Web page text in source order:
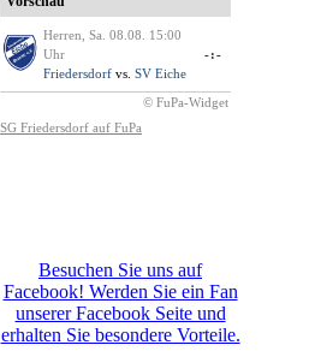
Besuchen Sie uns auf
Facebook! Werden Sie ein Fan
unserer Facebook Seite und
erhalten Sie besondere Vorteile.